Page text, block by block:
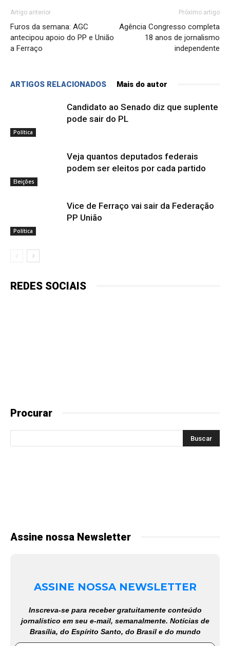
Artigo anterior
Furos da semana: AGC
antecipou apoio do PP e União
a Ferraço
Próximo artigo
Agência Congresso completa
18 anos de jornalismo
independente
ARTIGOS RELACIONADOS Mais do autor
Política
Candidato ao Senado diz que suplente
pode sair do PL
Eleições
Veja quantos deputados federais
podem ser eleitos por cada partido
Política
Vice de Ferraço vai sair da Federação
PP União
REDES SOCIAIS
Procurar
Assine nossa Newsletter
ASSINE NOSSA NEWSLETTER
Inscreva-se para receber gratuitamente conteúdo
jornalístico em seu e-mail, semanalmente. Notícias de
Brasília, do Espírito Santo, do Brasil e do mundo